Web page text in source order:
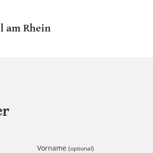
am Rhein
Vorname (optional)